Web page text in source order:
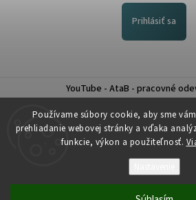
Používame súbory cookie, aby sme
prehliadanie webovej stránky a vďaka
funkcie, výkon a použiteľnosť.
Prihlásiť sa
YouTube - AtaB - pracovné
Nákup na splátky
Atab. Všetky